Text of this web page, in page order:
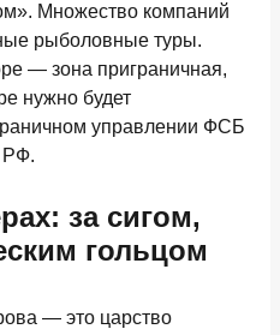
Множество компаний
рыболовные туры.
— зона приграничная,
нужно будет
управлении ФСБ
РФ.
за сигом,
гольцом
— это царство